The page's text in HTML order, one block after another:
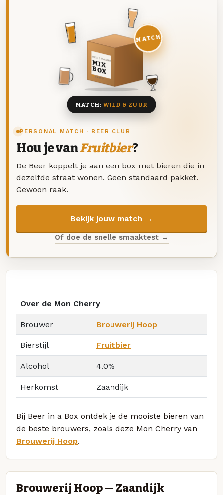
PERSONAL MATCH · BEER CLUB
Hou je vanFruitbier?
De Beer koppelt je aan een box met bieren die in
dezelfde straat wonen. Geen standaard pakket.
Gewoon raak.
Bekijk jouw match →
Of doe de snelle smaaktest →
DEZE MAAND
MIX
BOX
8 BIEREN
MATCH
MATCH:WILD & ZUUR
Over de Mon Cherry
Brouwer Brouwerij Hoop
Bierstijl Fruitbier
Alcohol 4.0%
Herkomst Zaandijk
Bij Beer in a Box ontdek je de mooiste bieren van
de beste brouwers, zoals deze Mon Cherry van
Brouwerij Hoop.
Brouwerij Hoop — Zaandijk